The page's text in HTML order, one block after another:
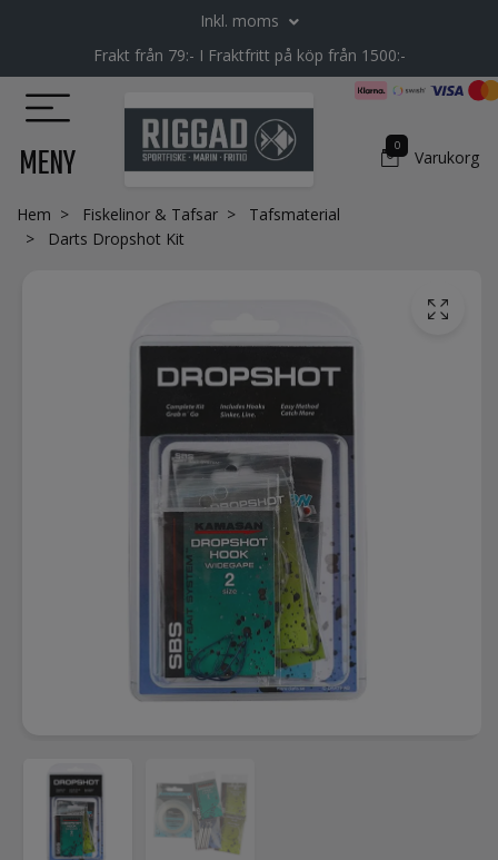
Inkl. moms
Frakt från 79:- I Fraktfritt på köp från 1500:-
MENY 0
Varukorg
Hem Fiskelinor & Tafsar
Tafsmaterial
Darts Dropshot Kit